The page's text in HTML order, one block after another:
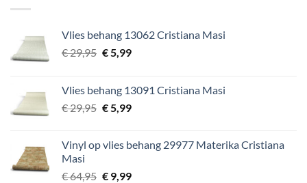
Vlies behang 13062 Cristiana Masi
€29,95 Oorspronkelijke
€ 29,95.
€5,99Huidige
€ 5,99.
Vlies behang 13091 Cristiana Masi
€29,95 Oorspronkelijke
€ 29,95.
€5,99Huidige
€ 5,99.
Vinyl op vlies behang 29977 Materika Cristiana
Masi
€64,95 Oorspronkelijke
€9,99Huidige